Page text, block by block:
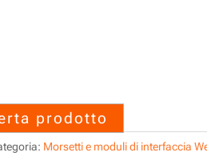
prodotto
Morsetti e moduli di interfaccia